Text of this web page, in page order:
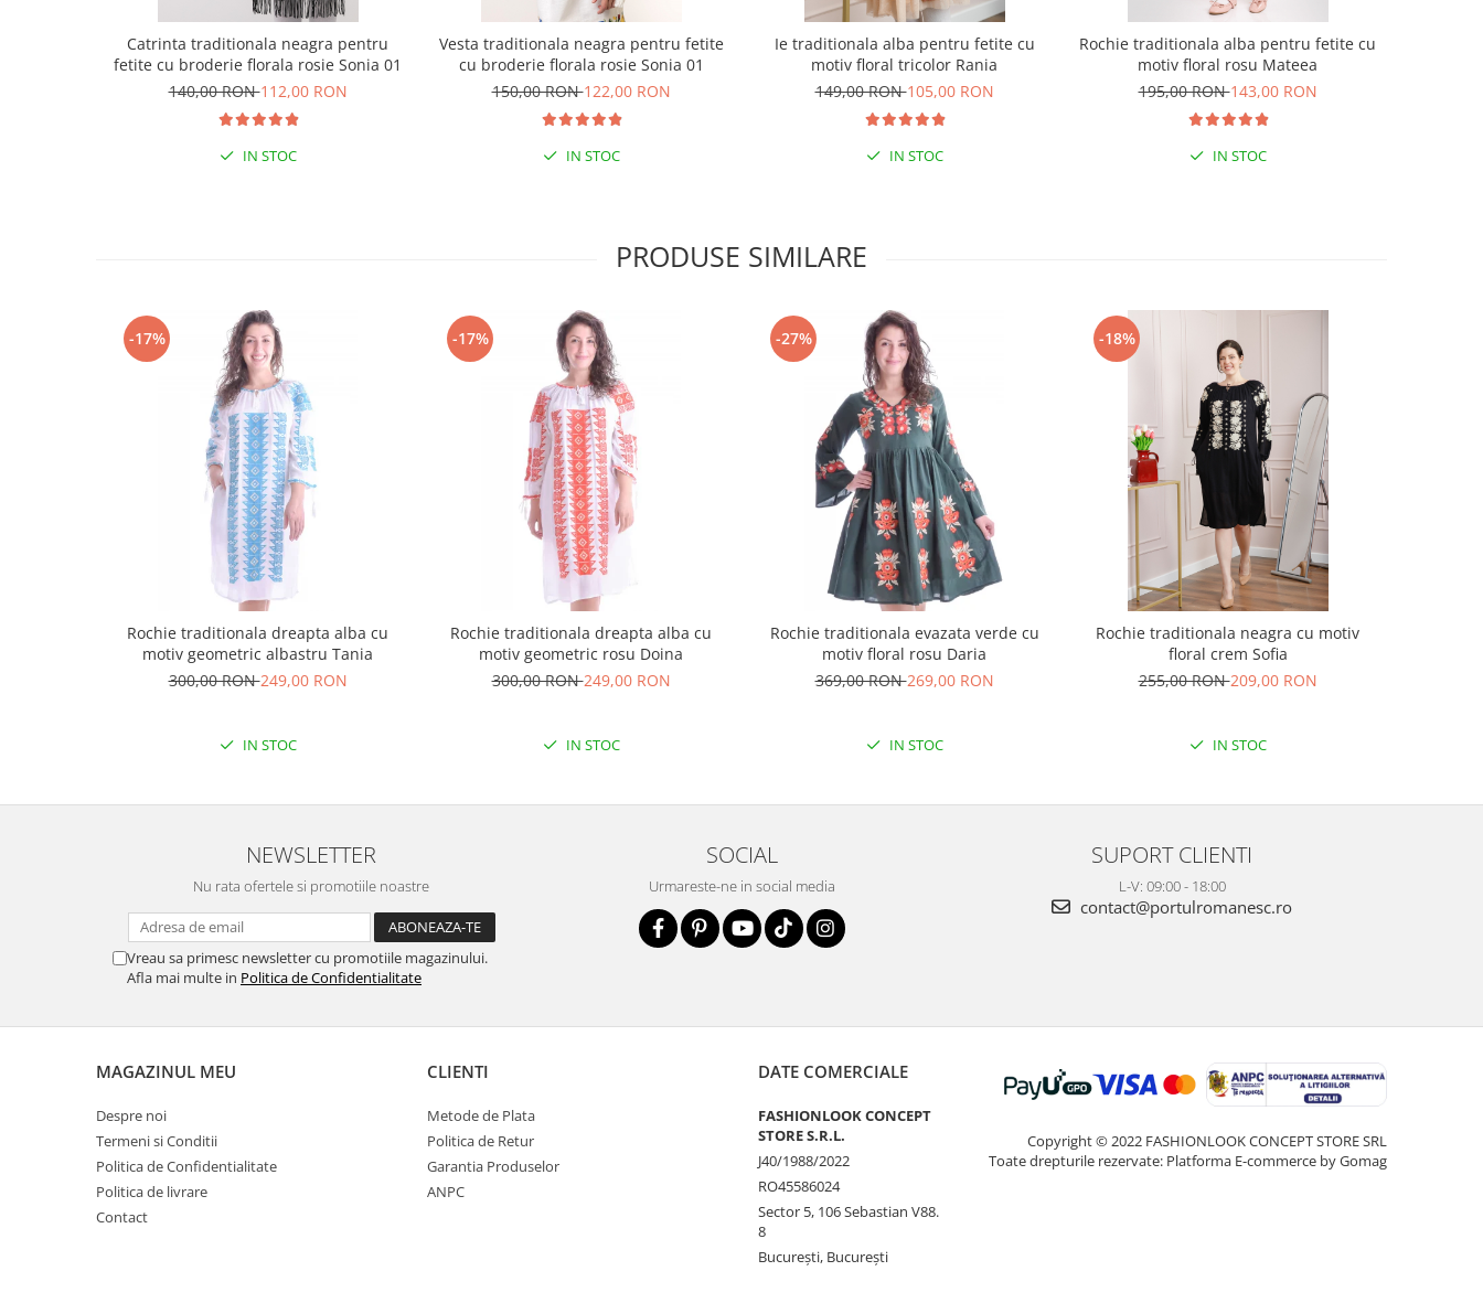
Catrinta traditionala neagra pentru
fetite cu broderie florala rosie Sonia 01
140,00 RON112,00 RON
IN STOC
Vesta traditionala neagra pentru fetite
cu broderie florala rosie Sonia 01
150,00 RON122,00 RON
IN STOC
Ie traditionala alba pentru fetite cu
motiv floral tricolor Rania
149,00 RON105,00 RON
IN STOC
Rochie traditionala alba pentru fetite cu
motiv floral rosu Mateea
195,00 RON143,00 RON
IN STOC
PRODUSE SIMILARE
-17%
Rochie traditionala dreapta alba cu
motiv geometric albastru Tania
300,00 RON249,00 RON
IN STOC
-17%
Rochie traditionala dreapta alba cu
motiv geometric rosu Doina
300,00 RON249,00 RON
IN STOC
-27%
Rochie traditionala evazata verde cu
motiv floral rosu Daria
369,00 RON269,00 RON
IN STOC
-18%
Rochie traditionala neagra cu motiv
floral crem Sofia
255,00 RON209,00 RON
IN STOC
NEWSLETTER
Nu rata ofertele si promotiile noastre
Vreau sa primesc newsletter cu promotiile magazinului.
Afla mai multe in Politica de Confidentialitate
SOCIAL
Urmareste-ne in social media
SUPORT CLIENTI
L-V: 09:00 - 18:00
contact@portulromanesc.ro
MAGAZINUL MEU
Despre noi
Termeni si Conditii
Politica de Confidentialitate
Politica de livrare
Contact
CLIENTI
Metode de Plata
Politica de Retur
Garantia Produselor
ANPC
DATE COMERCIALE
FASHIONLOOK CONCEPT
STORE S.R.L.
J40/1988/2022
RO45586024
Sector 5, 106 Sebastian V88.
8
Bucureşti, Bucureşti
Copyright © 2022 FASHIONLOOK CONCEPT STORE SRL
Toate drepturile rezervate: Platforma E-commerce by Gomag